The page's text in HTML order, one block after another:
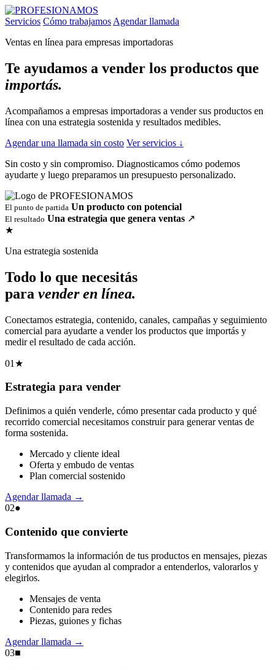
Servicios Cómo trabajamos Agendar llamada
Ventas en línea para empresas importadoras
Te ayudamos a vender los productos que
importás.
Acompañamos a empresas importadoras a vender sus productos en
línea con una estrategia sostenida y resultados medibles.
Agendar una llamada sin costo Ver servicios ↓
Sin costo y sin compromiso. Diagnosticamos cómo podemos
ayudarte y luego preparamos un presupuesto personalizado.
El punto de partida Un producto con potencial
El resultado Una estrategia que genera ventas ↗
★
Una estrategia sostenida
Todo lo que necesitás
para vender en línea.
Conectamos estrategia, contenido, canales, campañas y seguimiento
comercial para ayudarte a vender los productos que importás y
medir el resultado de cada acción.
01 ★
Estrategia para vender
Definimos a quién venderle, cómo presentar cada producto y qué
recorrido comercial necesitamos construir para generar ventas de
forma sostenida.
Mercado y cliente ideal
Oferta y embudo de ventas
Plan comercial sostenido
Agendar llamada →
02●
Contenido que convierte
Transformamos la información de tus productos en mensajes, piezas
y contenidos que ayudan al comprador a entenderlos, valorarlos y
elegirlos.
Mensajes de venta
Contenido para redes
Piezas, guiones y fichas
Agendar llamada →
03■